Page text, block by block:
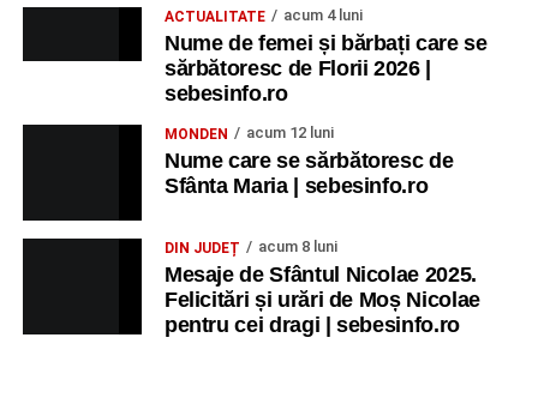
Trupa de Dansuri Săsești.
Ora 20.30– Parcul Tineretului: proiecția filmului pentru
„Străjerii Deltei”(România, 2021), film de familie și
JOI, 27 AUGUST 2026
Grădina Muzeului Municipal „Ioan
Raica” Sebeș
Sărbătoarea Seniorilor
– festivitatea de
ACTUALITATE acum 4 luni
Nume de femei și bărbați care se
sărbătoresc de Florii 2026 |
sebesinfo.ro
MONDEN acum 12 luni
Nume care se sărbătoresc de
Sfânta Maria | sebesinfo.ro
DIN JUDEȚ acum 8 luni
Mesaje de Sfântul Nicolae 2025.
Felicitări și urări de Moș Nicolae
pentru cei dragi | sebesinfo.ro